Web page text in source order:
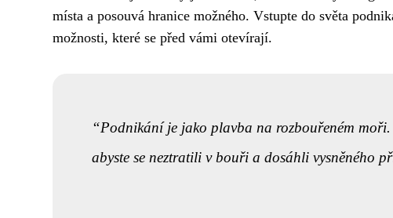
místa a posouvá hranice možného. Vstupte do světa
možnosti, které se před vámi otevírají.
Podnikání je jako plavba na rozbouřeném
abyste se neztratili v bouři a dosáhli vysněného